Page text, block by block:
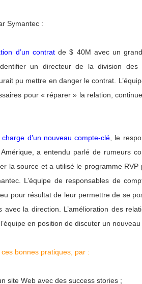
Symantec :
d’un contratde $ 40M avec un
un directeur de la division
pu mettre en danger le contrat.
pour « réparer » la relation,
d’un nouveau compte-clé, le
a entendu parlé de rumeurs
la source et a utilisé le programme
L’équipe de responsables de
pour résultat de leur permettre de se
avec la direction. L’amélioration des
en position de discuter un
bonnes pratiques, par :
site Web avec des success stories ;